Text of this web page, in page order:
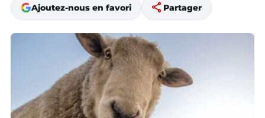
Ajoutez-nous en favori share Partager